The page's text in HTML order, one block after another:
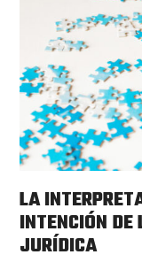
LA
INTENCIÓN
JURÍDICA